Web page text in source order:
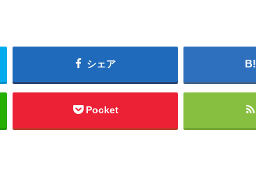
シェア
Pocket